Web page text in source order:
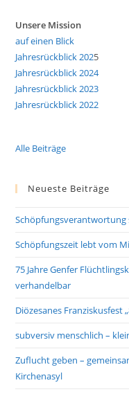
Unsere Mission
auf einen Blick
Jahresrückblick 2025
Jahresrückblick 2024
Jahresrückblick 2023
Jahresrückblick 2022
Alle Beiträge
Neueste Beiträge
Schöpfungszeit lebt vom
75 Jahre Genfer
verhandelbar
Diözesanes Franziskusfest
subversiv menschlich –
Zuflucht geben –
Kirchenasyl